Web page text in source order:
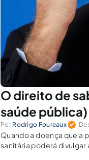
O direito de
saúde pública)
Por Rodrigo Foureaux
Quando a doença que a
sanitária poderá divulgar